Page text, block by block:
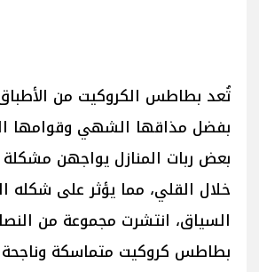
تُعد بطاطس الكروكيت من الأطباق
بفضل مذاقها الشهي وقوامها
بعض ربات المنازل يواجهن
خلال القلي، مما يؤثر على شكله
السياق، انتشرت مجموعة من
بطاطس كروكيت متماسكة